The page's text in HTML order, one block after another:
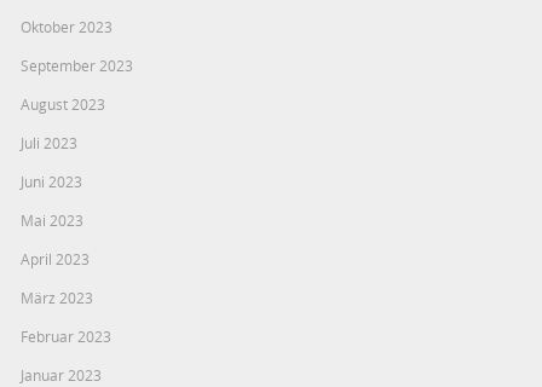
Oktober 2023
September 2023
August 2023
Juli 2023
Juni 2023
Mai 2023
April 2023
März 2023
Februar 2023
Januar 2023